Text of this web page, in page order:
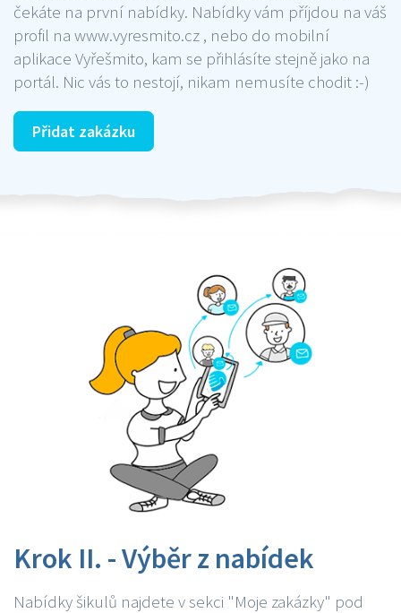
čekáte na první nabídky. Nabídky vám příjdou na váš
profil na www.vyresmito.cz , nebo do mobilní
aplikace Vyřešmito, kam se přihlásíte stejně jako na
portál. Nic vás to nestojí, nikam nemusíte chodit :-)
Přidat zakázku
Krok II. - Výběr z nabídek
Nabídky šikulů najdete v sekci "Moje zakázky" pod